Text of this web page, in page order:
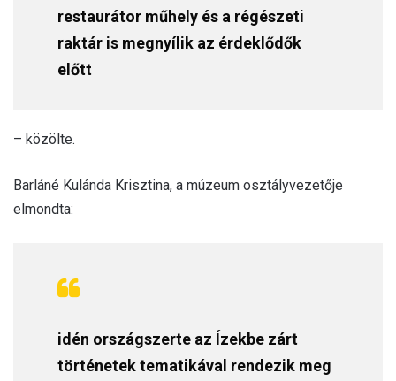
restaurátor műhely és a régészeti
raktár is megnyílik az érdeklődők
előtt
– közölte.
Barláné Kulánda Krisztina, a múzeum osztályvezetője
elmondta:
idén országszerte az Ízekbe zárt
történetek tematikával rendezik meg